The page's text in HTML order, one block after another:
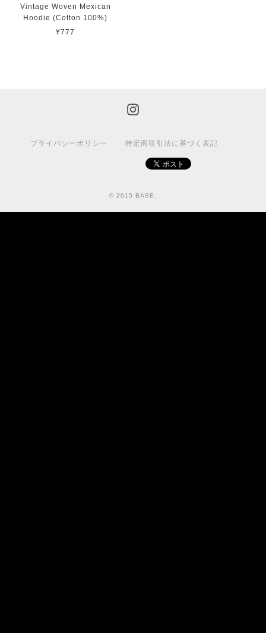
Vintage Woven Mexican
Hoodie (Cotton 100%)
¥777
プライバシーポリシー 特定商取引法に基づく表記
© 2015 BASE.